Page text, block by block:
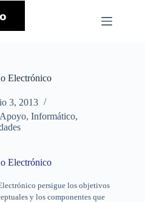
Electrónico
3, 2013
, Informático,
Electrónico
persigue los objetivos
y los componentes que